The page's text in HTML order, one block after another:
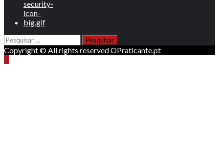
Pesquisar
por:
Copyright © All rights reserved OPraticante.pt